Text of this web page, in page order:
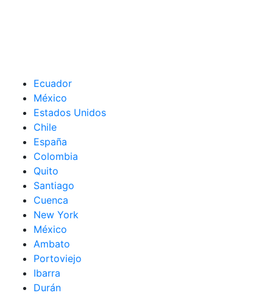
Ecuador
México
Estados Unidos
Chile
España
Colombia
Quito
Santiago
Cuenca
New York
México
Ambato
Portoviejo
Ibarra
Durán